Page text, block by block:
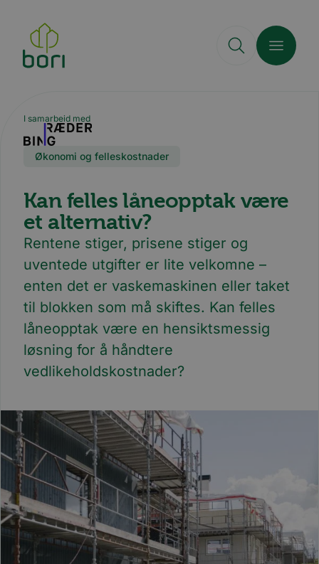
hovedinnhold
I samarbeid med
Økonomi og felleskostnader
Kan felles låneopptak være
et alternativ?
Rentene stiger, prisene stiger og
uventede utgifter er lite velkomne –
enten det er vaskemaskinen eller taket
til blokken som må skiftes. Kan felles
låneopptak være en hensiktsmessig
løsning for å håndtere
vedlikeholdskostnader?